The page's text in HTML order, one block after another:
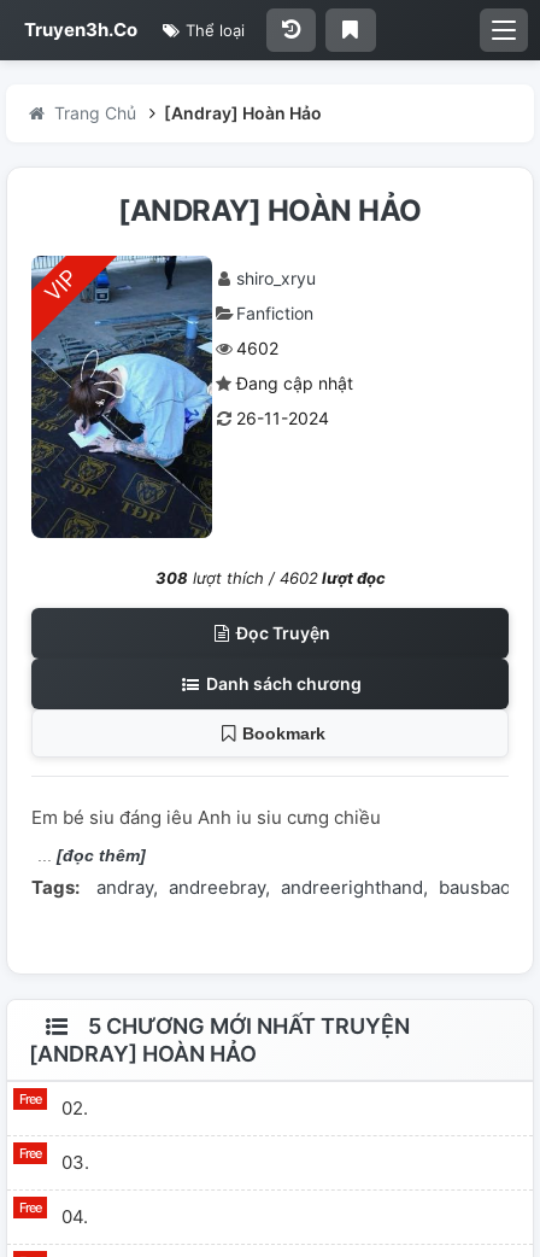
Truyen3h.Co Thể loại
Trang Chủ [Andray] Hoàn Hảo
[ANDRAY] HOÀN HẢO
shiro_xryu
Fanfiction
4602
Đang cập nhật
26-11-2024
308lượt thích /4602lượt đọc
Đọc Truyện
Danh sách chương
Bookmark
Em bé siu đáng iêu Anh iu siu cưng chiều
[đọc thêm]
Tags: andray andreebray andreerighthand bausbao
5 CHƯƠNG MỚI NHẤT TRUYỆN
[ANDRAY] HOÀN HẢO
02.
03.
04.